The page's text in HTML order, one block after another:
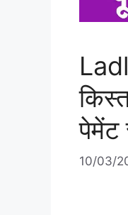
पेमेंट
10/03/